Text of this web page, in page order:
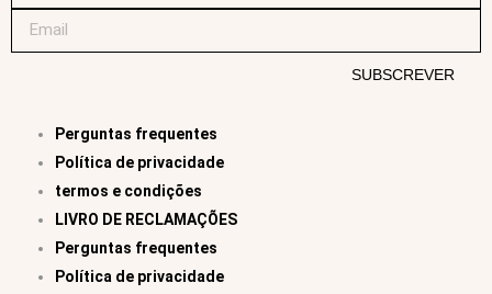
Perguntas frequentes
Política de privacidade
termos e condições
LIVRO DE RECLAMAÇÕES
Perguntas frequentes
Política de privacidade
SUBSCREVER